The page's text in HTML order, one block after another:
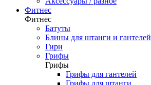
Фитнес
Фитнес
Батуты
Блины для штанги и гантелей
Гири
Грифы
Грифы
Грифы для гантелей
Грифы для штанги